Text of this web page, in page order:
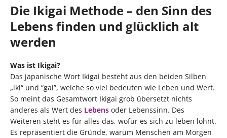
Die Ikigai Methode – den Sinn des
Lebens finden und glücklich alt
werden
Was ist Ikigai?
Das japanische Wort Ikigai besteht aus den beiden Silben
„iki“ und “gai”, welche so viel bedeuten wie Leben und Wert.
So meint das Gesamtwort Ikigai grob übersetzt nichts
anderes als Wert des Lebens oder Lebenssinn. Des
Weiteren steht es für alles das, wofür es sich zu leben lohnt.
Es repräsentiert die Gründe, warum Menschen am Morgen